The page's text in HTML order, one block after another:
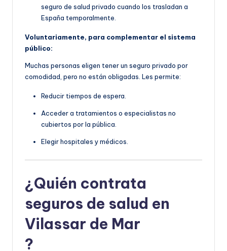
seguro de salud privado cuando los trasladan a
España temporalmente.
Voluntariamente, para complementar el sistema
público:
Muchas personas eligen tener un seguro privado por
comodidad, pero no están obligadas. Les permite:
Reducir tiempos de espera.
Acceder a tratamientos o especialistas no
cubiertos por la pública.
Elegir hospitales y médicos.
¿Quién contrata
seguros de salud en
Vilassar de Mar
?